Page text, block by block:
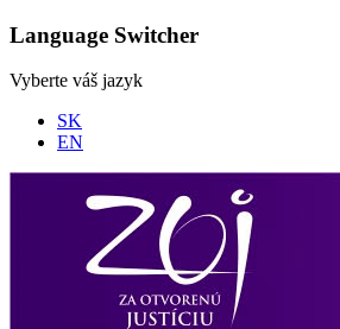
Language Switcher
Vyberte váš jazyk
SK
EN